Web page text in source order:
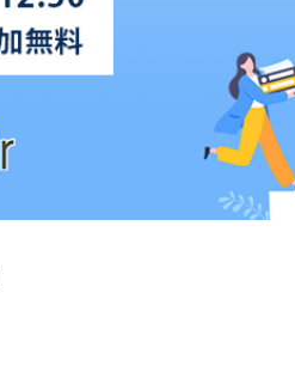
お役立ち資料